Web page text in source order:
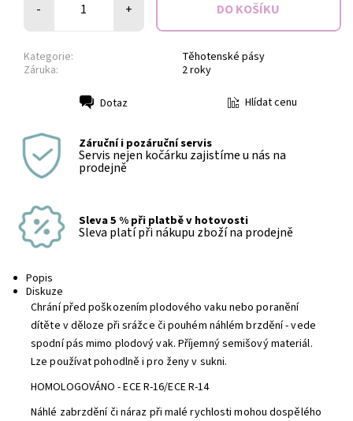
- +
Kategorie:
Těhotenské pásy
Záruka:
2 roky
Dotaz Hlídat cenu
Záruční i pozáruční servis
Servis nejen kočárku zajistíme u nás na
prodejně
Sleva 5 % při platbě v hotovosti
Sleva platí při nákupu zboží na prodejně
Popis
Diskuze
Chrání před poškozením plodového vaku nebo poranění
dítěte v děloze při srážce či pouhém náhlém brzdění - vede
spodní pás mimo plodový vak. Příjemný semišový materiál.
Lze používat pohodlně i pro ženy v sukni.
HOMOLOGOVÁNO - ECE R-16/ECE R-14
Náhlé zabrzdění či náraz při malé rychlosti mohou dospělého